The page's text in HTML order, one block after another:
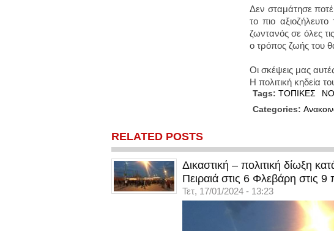
Δεν σταμάτησε
το πιο
ζωντανός σε όλες
ο τρόπος ζωής του
Οι σκέψεις μας
Η πολιτική κηδεία
Tags: ΤΟΠΙΚΕΣ
Categories:
RELATED POSTS
Δικαστική – πολιτική δίωξη
Πειραιά στις 6 Φλεβάρη στις 9
Τετ, 17/01/2024 - 13:23